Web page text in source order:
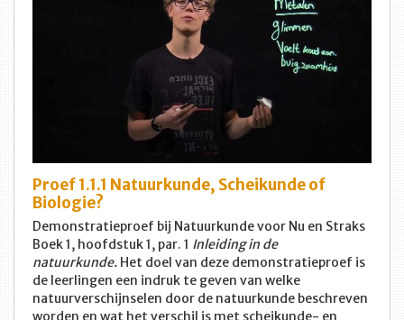
Proef 1.1.1 Natuurkunde, Scheikunde of
Biologie?
Demonstratieproef bij Natuurkunde voor Nu en Straks
Boek 1, hoofdstuk 1, par. 1 Inleiding in de
natuurkunde. Het doel van deze demonstratieproef is
de leerlingen een indruk te geven van welke
natuurverschijnselen door de natuurkunde beschreven
worden en wat het verschil is met scheikunde- en